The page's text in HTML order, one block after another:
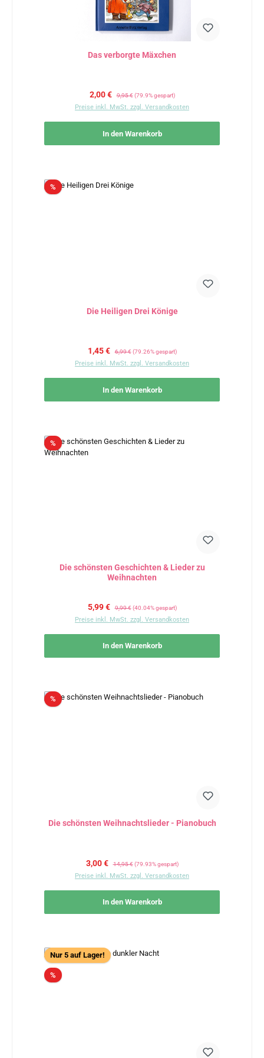
Das verborgte Mäxchen
Verkaufspreis:
2,00 € Regulärer Preis:
9,95 € (79.9% gespart)
Preise inkl. MwSt. zzgl. Versandkosten
In den Warenkorb
%Rabatt
Die Heiligen Drei Könige
Verkaufspreis:
1,45 € Regulärer Preis:
6,99 € (79.26% gespart)
Preise inkl. MwSt. zzgl. Versandkosten
In den Warenkorb
%Rabatt
Die schönsten Geschichten & Lieder zu
Weihnachten
Verkaufspreis:
5,99 € Regulärer Preis:
9,99 € (40.04% gespart)
Preise inkl. MwSt. zzgl. Versandkosten
In den Warenkorb
%Rabatt
Die schönsten Weihnachtslieder - Pianobuch
Verkaufspreis:
3,00 € Regulärer Preis:
14,95 € (79.93% gespart)
Preise inkl. MwSt. zzgl. Versandkosten
In den Warenkorb
Nur 5 auf Lager!
%Rabatt